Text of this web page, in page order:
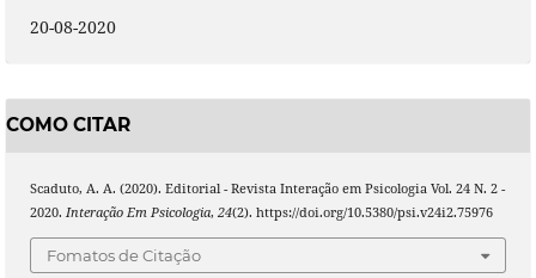
20-08-2020
COMO CITAR
Scaduto, A. A. (2020). Editorial - Revista Interação em Psicologia Vol. 24 N. 2 -
2020. Interação Em Psicologia, 24(2). https://doi.org/10.5380/psi.v24i2.75976
Fomatos de Citação